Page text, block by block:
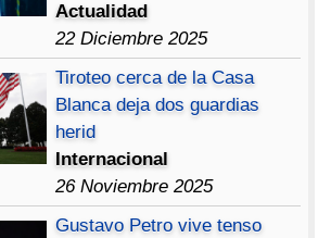
Actualidad
22 Diciembre 2025
Tiroteo cerca de la Casa
Blanca deja dos guardias
herid
Internacional
26 Noviembre 2025
Gustavo Petro vive tenso